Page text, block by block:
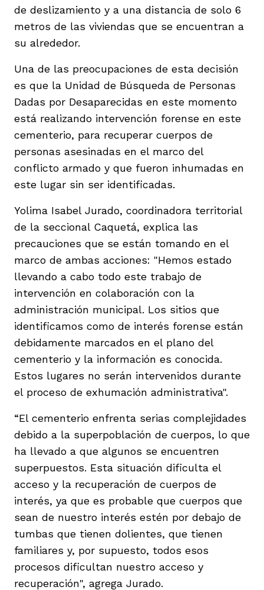
de deslizamiento y a una distancia de solo 6
metros de las viviendas que se encuentran a
su alrededor.
Una de las preocupaciones de esta decisión
es que la Unidad de Búsqueda de Personas
Dadas por Desaparecidas en este momento
está realizando intervención forense en este
cementerio, para recuperar cuerpos de
personas asesinadas en el marco del
conflicto armado y que fueron inhumadas en
este lugar sin ser identificadas.
Yolima Isabel Jurado, coordinadora territorial
de la seccional Caquetá, explica las
precauciones que se están tomando en el
marco de ambas acciones: "Hemos estado
llevando a cabo todo este trabajo de
intervención en colaboración con la
administración municipal. Los sitios que
identificamos como de interés forense están
debidamente marcados en el plano del
cementerio y la información es conocida.
Estos lugares no serán intervenidos durante
el proceso de exhumación administrativa".
“El cementerio enfrenta serias complejidades
debido a la superpoblación de cuerpos, lo que
ha llevado a que algunos se encuentren
superpuestos. Esta situación dificulta el
acceso y la recuperación de cuerpos de
interés, ya que es probable que cuerpos que
sean de nuestro interés estén por debajo de
tumbas que tienen dolientes, que tienen
familiares y, por supuesto, todos esos
procesos dificultan nuestro acceso y
recuperación", agrega Jurado.